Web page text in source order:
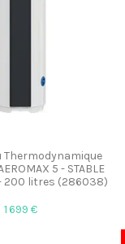
Thermodynamique
5 - STABLE
- 200 litres (286038)
1 699 €